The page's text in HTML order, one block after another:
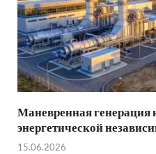
Маневренная генерация
энергетической
15.06.2026